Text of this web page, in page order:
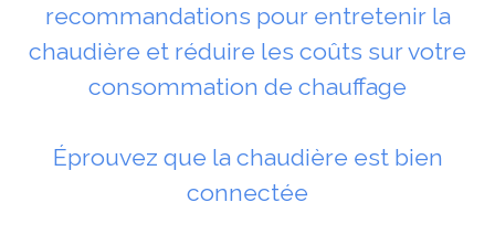
recommandations pour entretenir la
chaudière et réduire les coûts sur votre
consommation de chauffage
Éprouvez que la chaudière est bien
connectée